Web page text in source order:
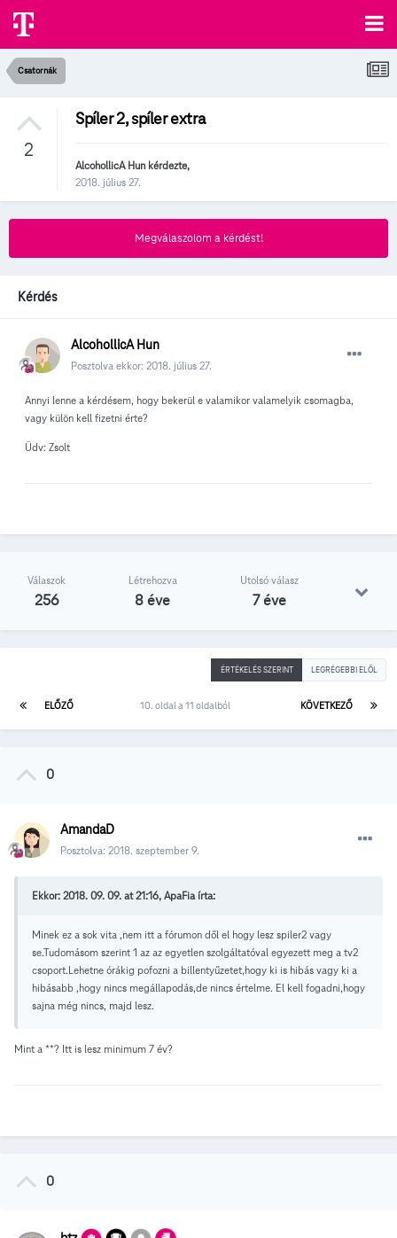
Csatornák
2
Spíler 2, spíler extra
AlcohollicA Hun kérdezte,
2018. július 27.
Megválaszolom a kérdést!
Kérdés
AlcohollicA Hun
Posztolva ekkor: 2018. július 27.
Annyi lenne a kérdésem, hogy bekerül e valamikor valamelyik csomagba,
vagy külön kell fizetni érte?
Üdv: Zsolt
Válaszok
256
Létrehozva
8 éve
Utolsó válasz
7 éve
ÉRTÉKELÉS SZERINT LEGRÉGEBBI ELÖL
ELŐZŐ KÖVETKEZŐ
10. oldal a 11 oldalból
0
AmandaD
Posztolva: 2018. szeptember 9.
Ekkor: 2018. 09. 09. at 21:16, ApaFia írta:
Minek ez a sok vita ,nem itt a fórumon dől el hogy lesz spiler2 vagy
se.Tudomásom szerint 1 az az egyetlen szolgáltatóval egyezett meg a tv2
csoport.Lehetne órákig pofozni a billentyűzetet,hogy ki is hibás vagy ki a
hibásabb ,hogy nincs megállapodás,de nincs értelme. El kell fogadni,hogy
sajna még nincs, majd lesz.
Mint a **? Itt is lesz minimum 7 év?
0